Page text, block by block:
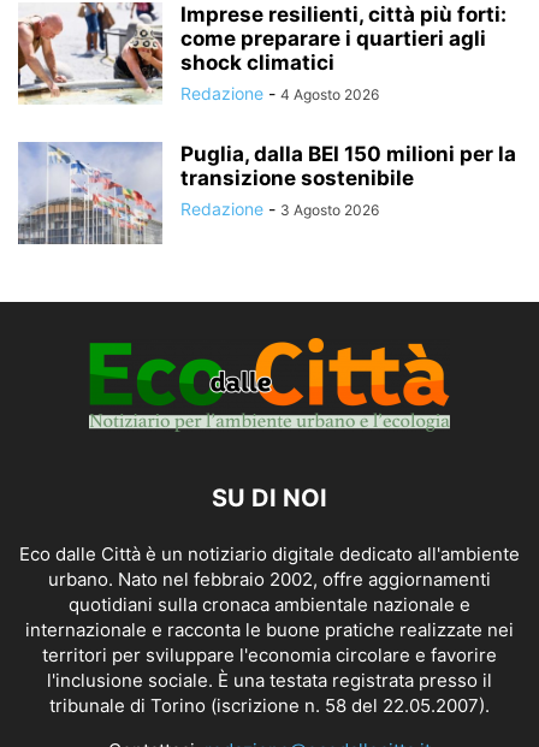
Imprese resilienti, città più forti:
come preparare i quartieri agli
shock climatici
Redazione - 4 Agosto 2026
Puglia, dalla BEI 150 milioni per la
transizione sostenibile
Redazione - 3 Agosto 2026
SU DI NOI
Eco dalle Città è un notiziario digitale dedicato all'ambiente
urbano. Nato nel febbraio 2002, offre aggiornamenti
quotidiani sulla cronaca ambientale nazionale e
internazionale e racconta le buone pratiche realizzate nei
territori per sviluppare l'economia circolare e favorire
l'inclusione sociale. È una testata registrata presso il
tribunale di Torino (iscrizione n. 58 del 22.05.2007).